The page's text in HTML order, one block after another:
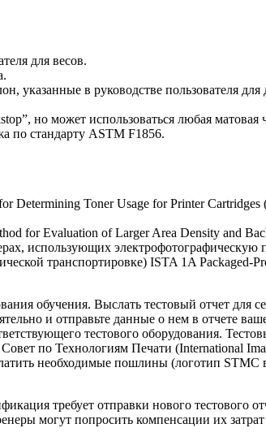
для весов.
указанные в руководстве пользователя для
но может использоваться любая
по стандарту ASTM F1856.
Determining Toner Usage for Printer
for Evaluation of Larger Area Density and
использующих электрофотографическую
транспортировке) ISTA 1A
обучения. Выслать тестовый отчет для
и отправьте данные о нем в отчете
тестового оборудования.
по Технологиям Печати (International
необходимые пошлины (логотип STMC
требует отправки нового тестового
могут попросить компенсации их